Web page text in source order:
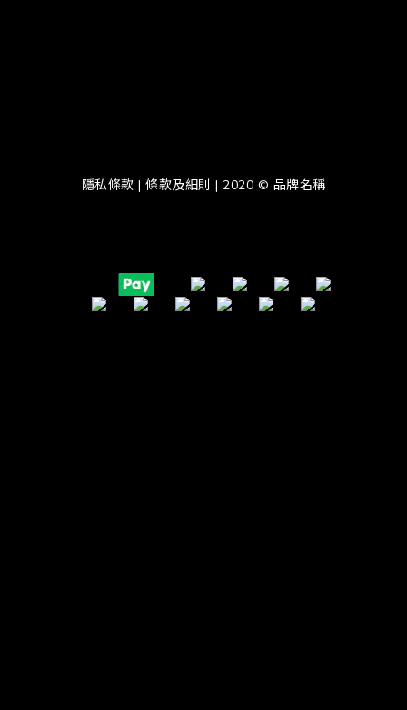
隱私條款 | 條款及細則 | 2020 © 品牌名稱